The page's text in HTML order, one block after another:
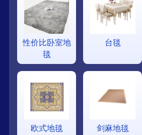
性价比卧室地
毯
台毯
欧式地毯 剑麻地毯